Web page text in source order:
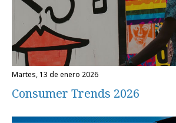
martes, 13 de enero 2026
Consumer Trends 2026